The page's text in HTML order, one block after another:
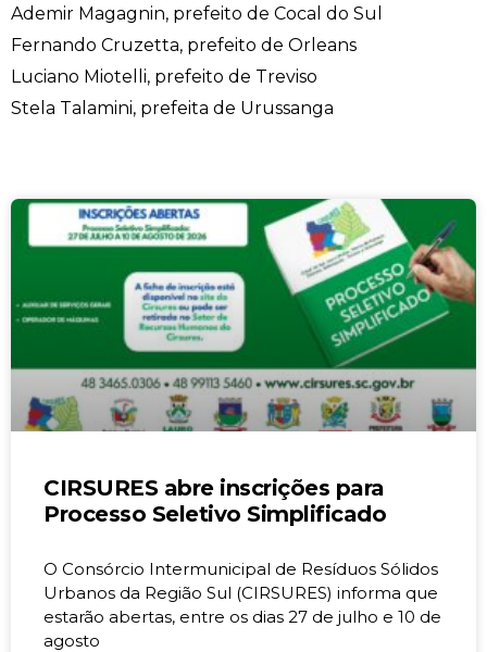
Ademir Magagnin, prefeito de Cocal do Sul
Fernando Cruzetta, prefeito de Orleans
Luciano Miotelli, prefeito de Treviso
Stela Talamini, prefeita de Urussanga
CIRSURES abre inscrições para
Processo Seletivo Simplificado
O Consórcio Intermunicipal de Resíduos Sólidos
Urbanos da Região Sul (CIRSURES) informa que
estarão abertas, entre os dias 27 de julho e 10 de
agosto